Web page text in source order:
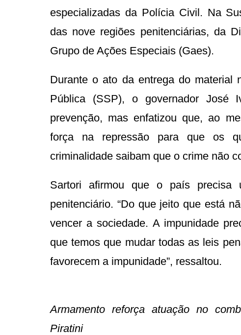
especializadas da Polícia Civil. Na
das nove regiões penitenciárias, da
Grupo de Ações Especiais (Gaes).
Durante o ato da entrega do material
Pública (SSP), o governador José
prevenção, mas enfatizou que, ao
força na repressão para que os
criminalidade saibam que o crime não
Sartori afirmou que o país precisa
penitenciário. “Do que jeito que está
vencer a sociedade. A impunidade
que temos que mudar todas as leis
favorecem a impunidade”, ressaltou.
Armamento reforça atuação no
Piratini